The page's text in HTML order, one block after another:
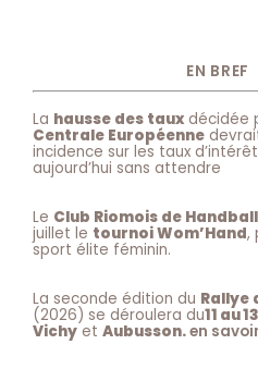
EN BREF
La hausse des taux décidée
Centrale Européenne
incidence sur les taux
aujourd’hui sans attendre
Le Club Riomois de Handball
juillet le tournoi Wom’Hand,
sport élite féminin.
La seconde édition du Rallye
(2026) se déroulera du11 au
Vichy et Aubusson.en